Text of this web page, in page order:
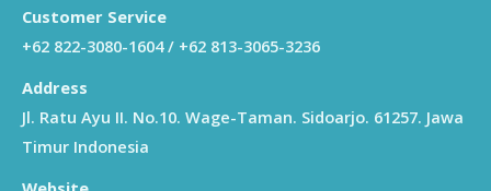
Customer Service
+62 822-3080-1604 / +62 813-3065-3236
Address
Jl. Ratu Ayu II. No.10. Wage-Taman. Sidoarjo. 61257. Jawa
Timur Indonesia